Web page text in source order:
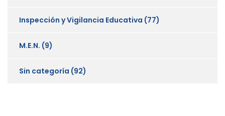
Inspección y Vigilancia Educativa (77)
M.E.N. (9)
Sin categoría (92)